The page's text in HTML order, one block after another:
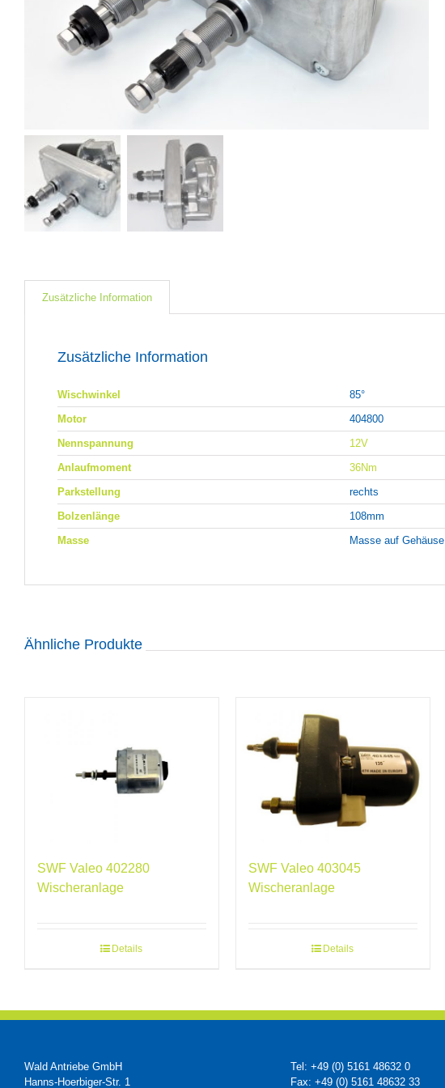
Zusätzliche Information
Zusätzliche Information
Wischwinkel
85°
Motor
404800
Nennspannung
12V
Anlaufmoment
36Nm
Parkstellung
rechts
Bolzenlänge
108mm
Masse
Masse auf Gehäuse
Ähnliche Produkte
SWF Valeo 402280
Wischeranlage
Details
SWF Valeo 403045
Wischeranlage
Details
Wald Antriebe GmbH
Hanns-Hoerbiger-Str. 1
Tel: +49 (0) 5161 48632 0
Fax: +49 (0) 5161 48632 33